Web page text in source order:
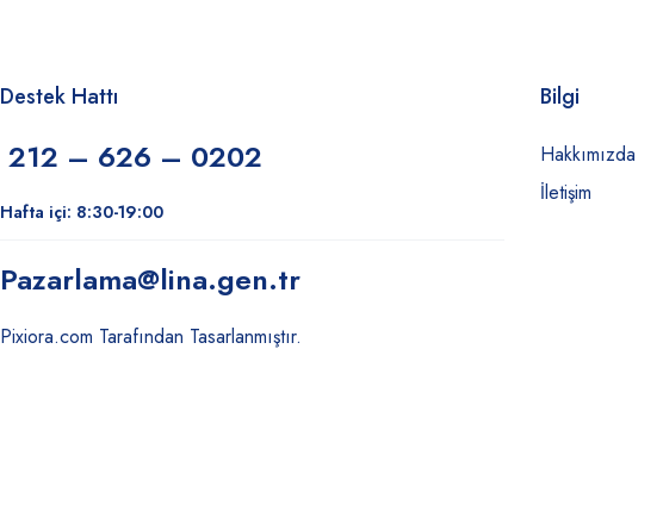
Destek Hattı
212 – 626 – 0202
Hafta içi: 8:30-19:00
Pazarlama@lina.gen.tr
Pixiora.com Tarafından Tasarlanmıştır.
Bilgi
Hakkımızda
İletişim